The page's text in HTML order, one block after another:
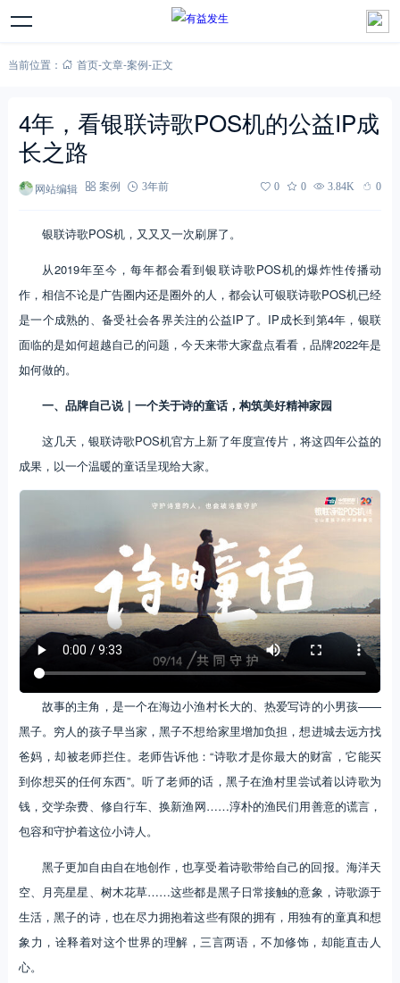
当前位置： 首页-文章-案例-正文
4年，看银联诗歌POS机的公益IP成
长之路
网站编辑 案例 3年前 0 0 3.84K 0
银联诗歌POS机，又又又一次刷屏了。
从2019年至今，每年都会看到银联诗歌POS机的爆炸性传播动
作，相信不论是广告圈内还是圈外的人，都会认可银联诗歌POS机已经
是一个成熟的、备受社会各界关注的公益IP了。IP成长到第4年，银联
面临的是如何超越自己的问题，今天来带大家盘点看看，品牌2022年是
如何做的。
一、品牌自己说｜一个关于诗的童话，构筑美好精神家园
这几天，银联诗歌POS机官方上新了年度宣传片，将这四年公益的
成果，以一个温暖的童话呈现给大家。
故事的主角，是一个在海边小渔村长大的、热爱写诗的小男孩——
黑子。穷人的孩子早当家，黑子不想给家里增加负担，想进城去远方找
爸妈，却被老师拦住。老师告诉他：“诗歌才是你最大的财富，它能买
到你想买的任何东西”。听了老师的话，黑子在渔村里尝试着以诗歌为
钱，交学杂费、修自行车、换新渔网……淳朴的渔民们用善意的谎言，
包容和守护着这位小诗人。
黑子更加自由自在地创作，也享受着诗歌带给自己的回报。海洋天
空、月亮星星、树木花草……这些都是黑子日常接触的意象，诗歌源于
生活，黑子的诗，也在尽力拥抱着这些有限的拥有，用独有的童真和想
象力，诠释着对这个世界的理解，三言两语，不加修饰，却能直击人
心。